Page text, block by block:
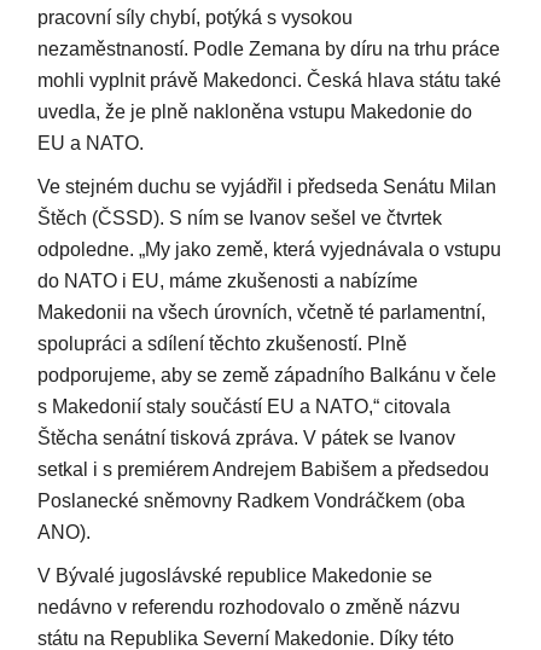
pracovní síly chybí, potýká s vysokou
nezaměstnaností. Podle Zemana by díru na trhu práce
mohli vyplnit právě Makedonci. Česká hlava státu také
uvedla, že je plně nakloněna vstupu Makedonie do
EU a NATO.
Ve stejném duchu se vyjádřil i předseda Senátu Milan
Štěch (ČSSD). S ním se Ivanov sešel ve čtvrtek
odpoledne. „My jako země, která vyjednávala o vstupu
do NATO i EU, máme zkušenosti a nabízíme
Makedonii na všech úrovních, včetně té parlamentní,
spolupráci a sdílení těchto zkušeností. Plně
podporujeme, aby se země západního Balkánu v čele
s Makedonií staly součástí EU a NATO,“ citovala
Štěcha senátní tisková zpráva. V pátek se Ivanov
setkal i s premiérem Andrejem Babišem a předsedou
Poslanecké sněmovny Radkem Vondráčkem (oba
ANO).
V Bývalé jugoslávské republice Makedonie se
nedávno v referendu rozhodovalo o změně názvu
státu na Republika Severní Makedonie. Díky této